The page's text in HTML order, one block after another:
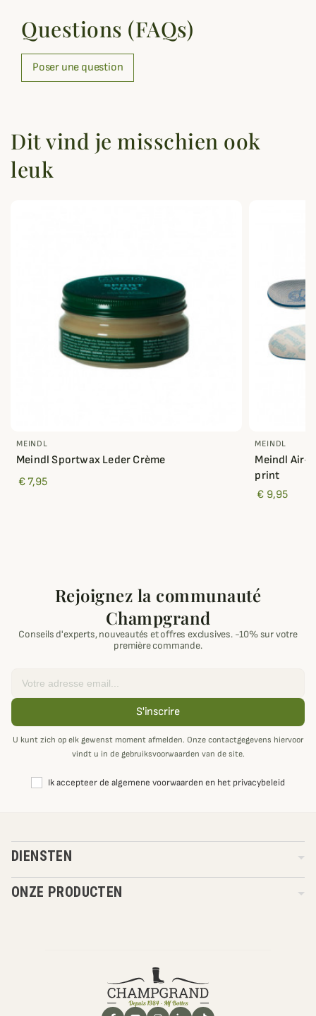
Questions (FAQs)
Poser une question
Dit vind je misschien ook
leuk
MEINDL
Meindl Sportwax Leder Crème
€ 7,95
MEINDL
Meindl Air-
print
€ 9,95
Rejoignez la communauté
Champgrand
Conseils d'experts, nouveautés et offres exclusives. -10% sur votre
première commande.
S'inscrire
U kunt zich op elk gewenst moment afmelden. Onze contactgegevens hiervoor
vindt u in de gebruiksvoorwaarden van de site.
Ik accepteer de algemene voorwaarden en het privacybeleid
DIENSTEN
ONZE PRODUCTEN